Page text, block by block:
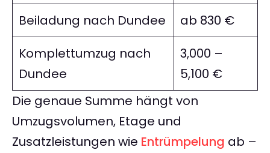
Beiladung nach Dundee
ab 830 €
Komplettumzug nach
Dundee
3,000 –
5,100 €
Die genaue Summe hängt von
Umzugsvolumen, Etage und
Zusatzleistungen wie Entrümpelung ab –